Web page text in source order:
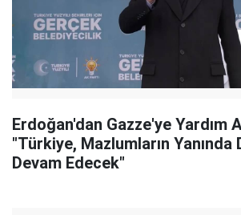
Erdoğan'dan Gazze'ye Yardım
"Türkiye, Mazlumların Yanında
Devam Edecek"